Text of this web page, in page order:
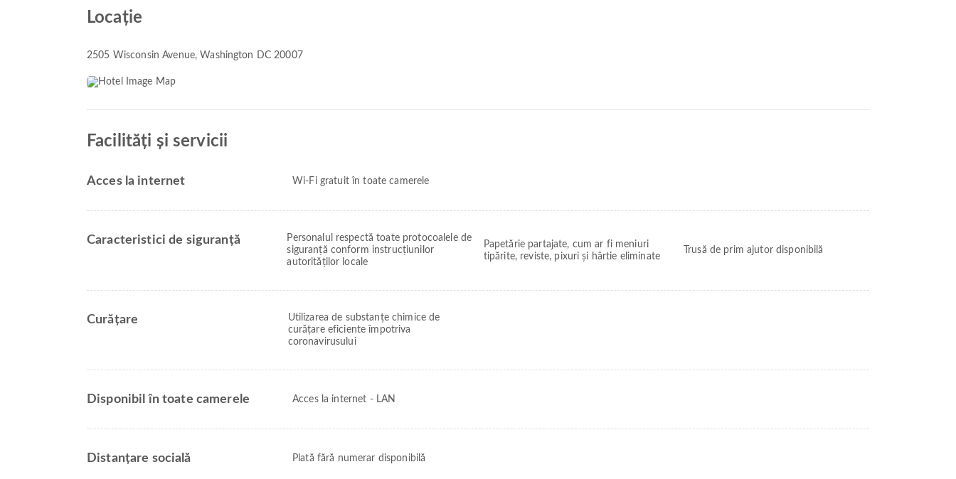
Locație
2505 Wisconsin Avenue, Washington DC 20007
Facilități și servicii
Acces la internet Wi-Fi gratuit în toate camerele
Caracteristici de siguranță
Personalul respectă toate protocoalele de
siguranță conform instrucțiunilor
autorităților locale
Papetărie partajate, cum ar fi meniuri
tipărite, reviste, pixuri și hârtie eliminate
Trusă de prim ajutor disponibilă
Curățare
Utilizarea de substanțe chimice de
curățare eficiente împotriva
coronavirusului
Disponibil în toate camerele Acces la internet - LAN
Distanțare socială Plată fără numerar disponibilă